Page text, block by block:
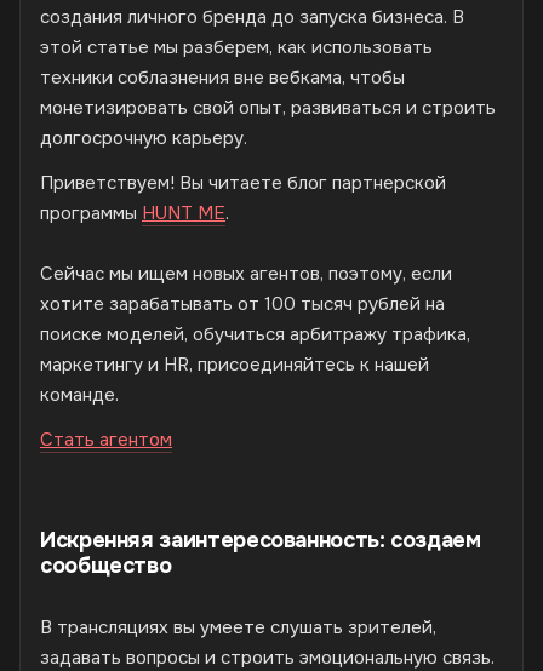
создания личного бренда до запуска бизнеса. В
этой статье мы разберем, как использовать
техники соблазнения вне вебкама, чтобы
монетизировать свой опыт, развиваться и строить
долгосрочную карьеру.
Приветствуем! Вы читаете блог партнерской
программы HUNT ME.
Сейчас мы ищем новых агентов, поэтому, если
хотите зарабатывать от 100 тысяч рублей на
поиске моделей, обучиться арбитражу трафика,
маркетингу и HR, присоединяйтесь к нашей
команде.
Стать агентом
Искренняя заинтересованность: создаем
сообщество
В трансляциях вы умеете слушать зрителей,
задавать вопросы и строить эмоциональную связь.